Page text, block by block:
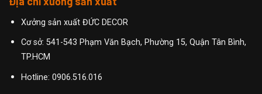
Xưởng sản xuất ĐỨC DECOR
Cơ sở: 541-543 Phạm Văn Bạch, Phường 15, Quận Tân Bình,
TP.HCM
Hotline: 0906.516.016